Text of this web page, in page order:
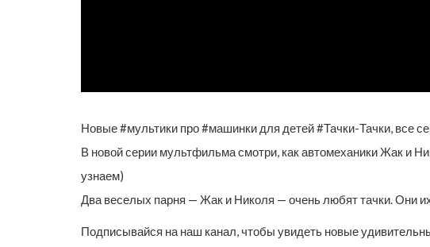
Новые #мультики про #машинки для детей #Тачки-Тачки, все
В новой серии мультфильма смотри, как автомеханики Жак и
узнаем)
Два веселых парня — Жак и Николя — очень любят тачки. Они
Подписывайся на наш канал, чтобы увидеть новые